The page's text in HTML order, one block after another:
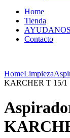
Home
Tienda
Contacto
HomeLimpieza
KARCHER T 15/1